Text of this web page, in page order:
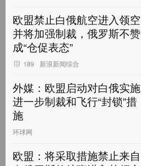
欧盟禁止白俄航空进入领空
并将加强制裁，俄罗斯不赞
成“仓促表态”
189 新浪新闻综合
外媒：欧盟启动对白俄实施
进一步制裁和飞行“封锁”措
施
环球网
欧盟：将采取措施禁止来自